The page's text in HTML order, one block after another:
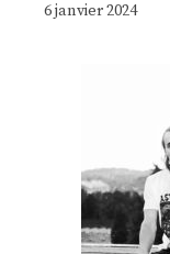
6 janvier 2024